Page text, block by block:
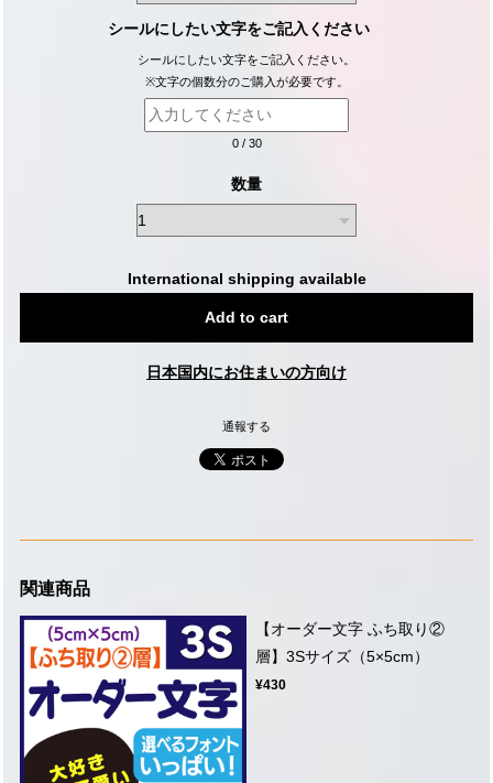
シールにしたい文字をご記入ください
シールにしたい文字をご記入ください。
※文字の個数分のご購入が必要です。
0/ 30
数量
International shipping available
Add to cart
日本国内にお住まいの方向け
通報する
関連商品
【オーダー文字 ふち取り②
層】3Sサイズ（5×5cm）
¥430